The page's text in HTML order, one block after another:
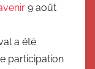
9 août
a été
participation